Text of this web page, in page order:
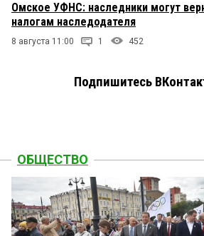
Омское УФНС: наследники могут
налогам наследодателя
8 августа 11:00 1 452
Подпишитесь
ОБЩЕСТВО